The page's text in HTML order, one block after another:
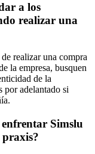
a los
realizar una
realizar una compra
la empresa, busquen
de la
por adelantado si
enfrentar Simslu
praxis?